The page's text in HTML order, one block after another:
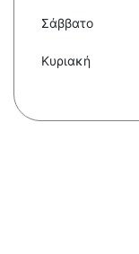
Σάββατο
Κυριακή